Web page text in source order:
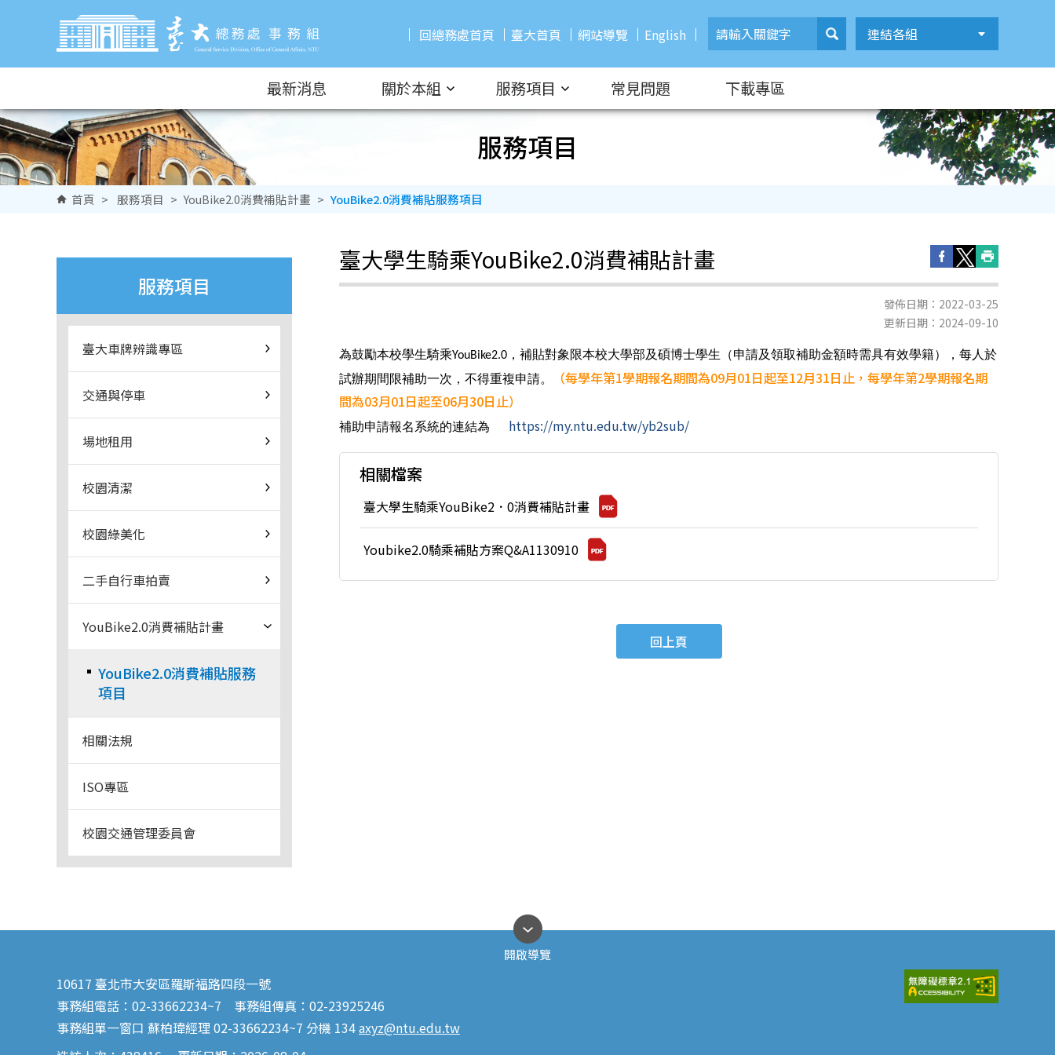
跳到主要內容區塊
回總務處首頁
臺大首頁 網站導覽 English 連結各組
最新消息 關於本組 服務項目 常見問題 下載專區
服務項目
首頁 > 服務項目 > YouBike2.0消費補貼計畫 > YouBike2.0消費補貼服務項目
服務項目
臺大車牌辨識專區
交通與停車
場地租用
校園清潔
校園綠美化
二手自行車拍賣
YouBike2.0消費補貼計畫
YouBike2.0消費補貼服務
項目
相關法規
ISO專區
校園交通管理委員會
臺大學生騎乘YouBike2.0消費補貼計畫
發佈日期：2022-03-25
更新日期：2024-09-10
為鼓勵本校學生騎乘YouBike2.0 ，補貼對象限本校大學部及碩博士學生（申請及領取補助金額時需具有效學籍），每人於
試辦期間限補助一次，不得重複申請。
（每學年第1學期報名期間​為09月01日起至12月31日止，每學年第2學期報名期
間為03月01日起至06月30日止）
補助申請報名系統的連結為 https://my.ntu.edu.tw/yb2sub/
相關檔案
臺大學生騎乘YouBike2．0消費補貼計畫
Youbike2.0騎乘補貼方案Q&A1130910
回上頁
開啟導覽
10617 臺北市大安區羅斯福路四段一號
事務組電話：02-33662234~7 事務組傳真：02-23925246
事務組單一窗口 蘇柏瑋經理 02-33662234~7 分機 134axyz@ntu.edu.tw